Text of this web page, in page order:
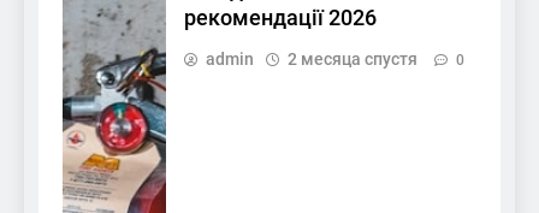
рекомендації 2026
admin 2 месяца спустя 0